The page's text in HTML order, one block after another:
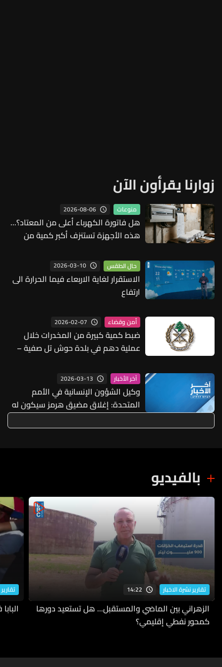
زوارنا يقرأون الآن
منوعات 2026-08-06
هل فاتورة الكهرباء أعلى من المعتاد؟...
هذه الأجهزة تستنزف أكبر كمية من
حال الطقس 2026-03-10
الاستقرار لغاية الاربعاء فيما الحرارة الى
ارتفاع
أمن وقضاء 2026-02-07
ضبط كمية كبيرة من المخدرات خلال
عملية دهم في بلدة حوش تل صفية –
آخر الأخبار 2026-03-13
وكيل الشؤون الإنسانية في الأمم
المتحدة: إغلاق مضيق هرمز سيكون له
تأثير هائل على العمليات الإنسانية
بالفيديو
تقارير نشرة الاخبار 14:22
الزهراني بين الماضي والمستقبل... هل تستعيد دورها
كمحور نفطي إقليمي؟